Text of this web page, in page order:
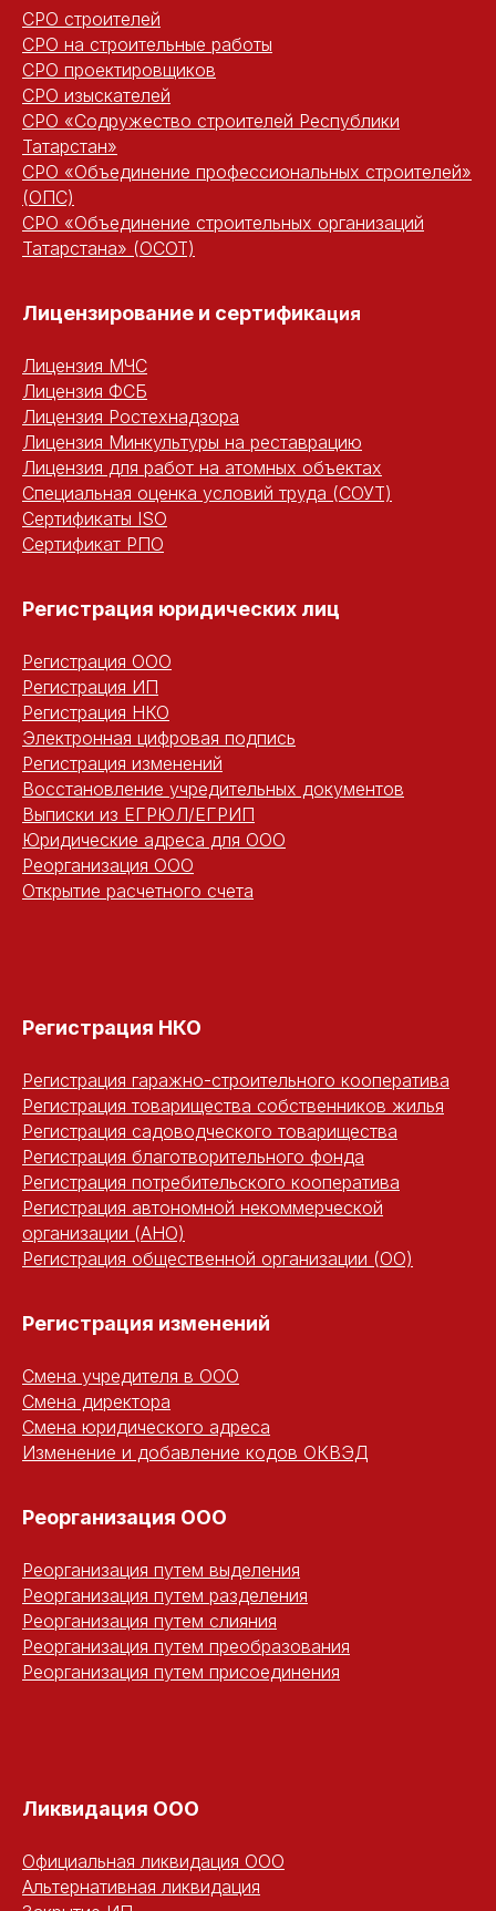
СРО строителей
СРО на строительные работы
СРО проектировщиков
СРО изыскателей
СРО «Содружество строителей Республики
Татарстан»
СРО «Объединение профессиональных строителей»
(ОПС)
СРО «Объединение строительных организаций
Татарстана» (ОСОТ)
Лицензирование и сертификация
Лицензия МЧС
Лицензия ФСБ
Лицензия Ростехнадзора
Лицензия Минкультуры на реставрацию
Лицензия для работ на атомных объектах
Специальная оценка условий труда (СОУТ)
Сертификаты ISO
Сертификат РПО
Регистрация юридических лиц
Регистрация ООО
Регистрация ИП
Регистрация НКО
Электронная цифровая подпись
Регистрация изменений
Восстановление учредительных документов
Выписки из ЕГРЮЛ/ЕГРИП
Юридические адреса для ООО
Реорганизация ООО
Открытие расчетного счета
Регистрация НКО
Регистрация гаражно-строительного кооператива
Регистрация товарищества собственников жилья
Регистрация садоводческого товарищества
Регистрация благотворительного фонда
Регистрация потребительского кооператива
Регистрация автономной некоммерческой
организации (АНО)
Регистрация общественной организации (ОО)
Регистрация изменений
Смена учредителя в ООО
Смена директора
Смена юридического адреса
Изменение и добавление кодов ОКВЭД
Реорганизация ООО
Реорганизация путем выделения
Реорганизация путем разделения
Реорганизация путем слияния
Реорганизация путем преобразования
Реорганизация путем присоединения
Ликвидация ООО
Официальная ликвидация ООО
Альтернативная ликвидация